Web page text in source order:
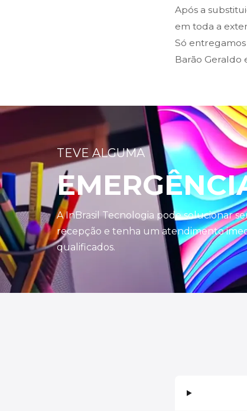
Após a
em toda a
Só
Barão Geraldo
TEVE ALGUMA
A InBrasil Tecnologia pode solucionar
recepção e tenha um atendimento
qualificados.